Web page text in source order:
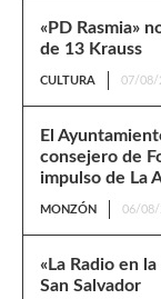
«PD Rasmia»
de 13 Krauss
CULTURA 07/08/
El
consejero de
impulso de La
MONZÓN 06/08/
«La Radio en
San Salvador